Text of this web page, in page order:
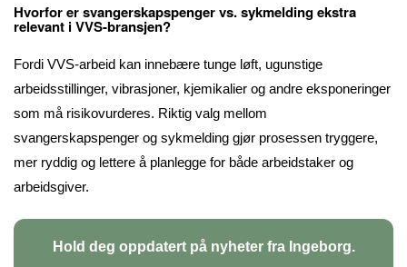
Hvorfor er svangerskapspenger vs. sykmelding ekstra
relevant i VVS-bransjen?
Fordi VVS-arbeid kan innebære tunge løft, ugunstige
arbeidsstillinger, vibrasjoner, kjemikalier og andre eksponeringer
som må risikovurderes. Riktig valg mellom
svangerskapspenger og sykmelding gjør prosessen tryggere,
mer ryddig og lettere å planlegge for både arbeidstaker og
arbeidsgiver.
Hold deg oppdatert på nyheter fra Ingeborg.